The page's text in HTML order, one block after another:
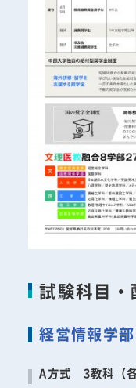
試験科目・
経営情報学部
A方式 3教科（